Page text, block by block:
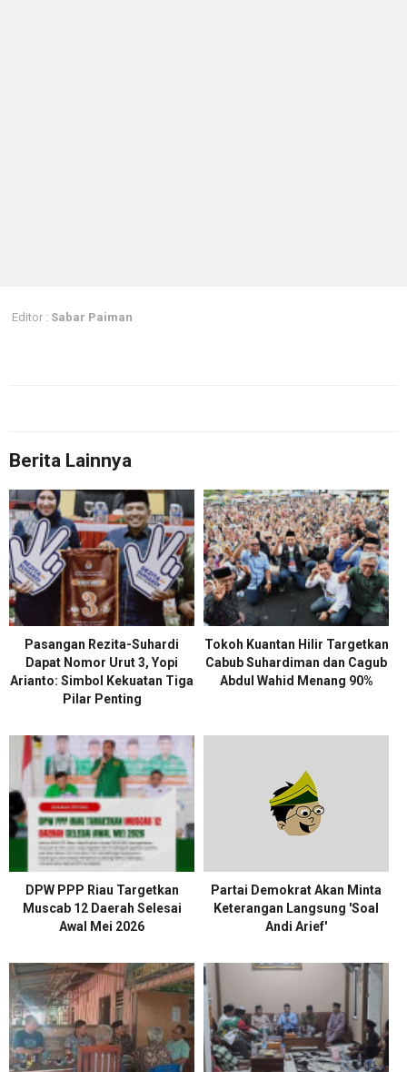
Editor : Sabar Paiman
Berita Lainnya
Pasangan Rezita-Suhardi
Dapat Nomor Urut 3, Yopi
Arianto: Simbol Kekuatan Tiga
Pilar Penting
Tokoh Kuantan Hilir Targetkan
Cabub Suhardiman dan Cagub
Abdul Wahid Menang 90%
DPW PPP Riau Targetkan
Muscab 12 Daerah Selesai
Awal Mei 2026
Partai Demokrat Akan Minta
Keterangan Langsung 'Soal
Andi Arief'